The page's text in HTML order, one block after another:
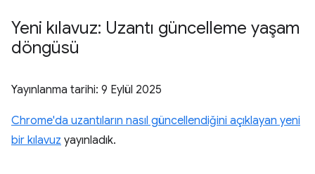
Yeni kılavuz: Uzantı güncelleme yaşam
döngüsü
Yayınlanma tarihi: 9 Eylül 2025
Chrome'da uzantıların nasıl güncellendiğini açıklayan yeni
bir kılavuz yayınladık.